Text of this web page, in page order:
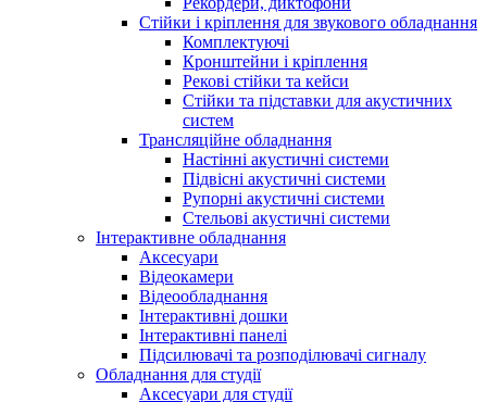
Стійки і кріплення для звукового обладнання
Комплектуючі
Кронштейни і кріплення
Рекові стійки та кейси
Стійки та підставки для акустичних
систем
Трансляційне обладнання
Настінні акустичні системи
Підвісні акустичні системи
Рупорні акустичні системи
Стельові акустичні системи
Інтерактивне обладнання
Аксесуари
Відеокамери
Відеообладнання
Інтерактивні дошки
Інтерактивні панелі
Підсилювачі та розподілювачі сигналу
Обладнання для студії
Аксесуари для студії